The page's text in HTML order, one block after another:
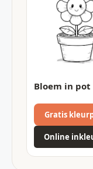
Bloem in pot
Gratis
Online